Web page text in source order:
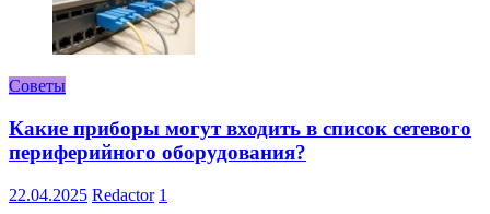
Советы
Какие приборы могут входить в список сетевого
периферийного оборудования?
22.04.2025 Redactor 1